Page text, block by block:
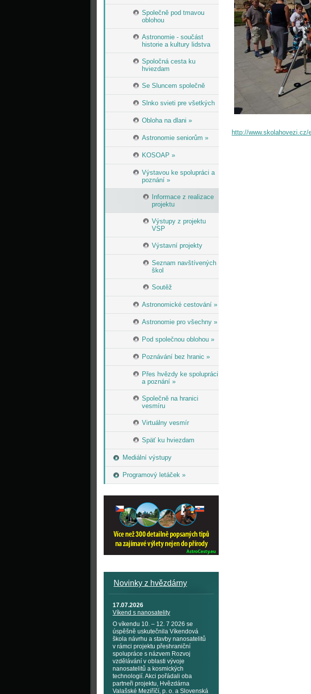
Společně pod tmavou
oblohou
Astronomie - součást
historie a kultury lidstva
Spoločná cesta ku
hviezdam
Se Sluncem společně
Slnko svieti pre všetkých
Obloha na dlani »
Astronomie seniorům »
KOSOAP »
Výstavou ke spolupráci a
poznání »
Informace z realizace
projektu
Výstupy z projektu
VSP
Výstavní projekty
Seznam navštívených
škol
Soutěž
Astronomické cestování »
Astronomie pro všechny »
Pod společnou oblohou »
Poznávání bez hranic »
Přes hvězdy ke spolupráci
a poznání »
Společně na hranici
vesmíru
Virtuálny vesmír
Späť ku hviezdam
Mediální výstupy
Programový letáček »
Novinky z hvězdárny
17.07.2026
Víkend s nanosatelity
O víkendu 10. – 12. 7 2026 se
úspěšně uskutečnila Víkendová
škola návrhu a stavby nanosatelitů
v rámci projektu přeshraniční
spolupráce s názvem Rozvoj
vzdělávání v oblasti vývoje
nanosatelitů a kosmických
technologií. Akci pořádali oba
partneři projektu, Hvězdárna
Valašské Meziříčí, p. o. a Slovenská
http://www.skolahovezi.cz/